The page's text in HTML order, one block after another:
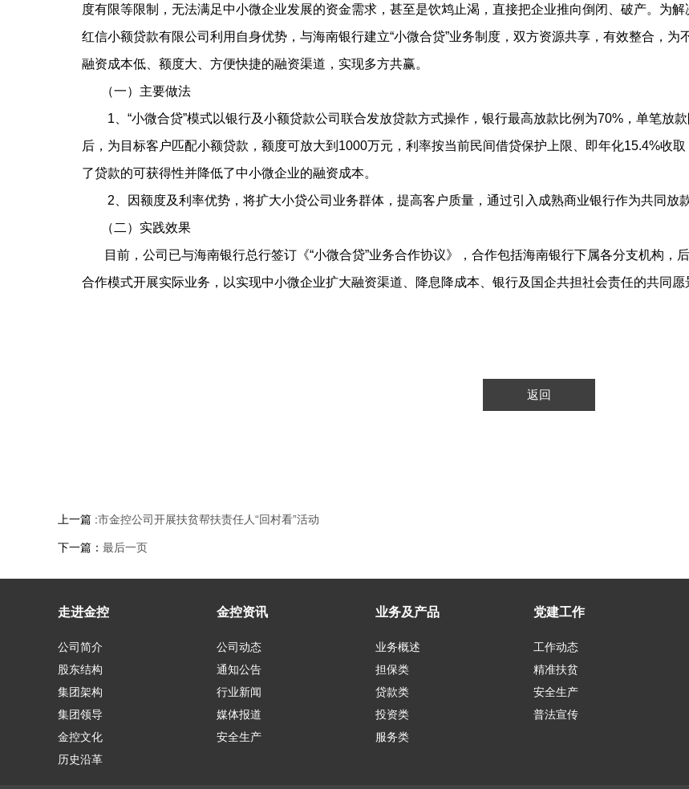
度有限等限制，无法满足中小微企业发展的资金需求，甚至是饮鸩止渴，直接把企业推向倒闭、破产。为
红信小额贷款有限公司利用自身优势，与海南银行建立“小微合贷”业务制度，双方资源共享，有效整合，
融资成本低、额度大、方便快捷的融资渠道，实现多方共赢。
（一）主要做法
1、“小微合贷”模式以银行及小额贷款公司联合发放贷款方式操作，银行最高放款比例为70%，单笔放
后，为目标客户匹配小额贷款，额度可放大到1000万元，利率按当前民间借贷保护上限、即年化15.4%收
了贷款的可获得性并降低了中小微企业的融资成本。
2、因额度及利率优势，将扩大小贷公司业务群体，提高客户质量，通过引入成熟商业银行作为共同放
（二）实践效果
目前，公司已与海南银行总行签订《“小微合贷”业务合作协议》，合作包括海南银行下属各分支机构，
合作模式开展实际业务，以实现中小微企业扩大融资渠道、降息降成本、银行及国企共担社会责任的共同愿
返回
上一篇 :市金控公司开展扶贫帮扶责任人“回村看”活动
下一篇： 最后一页
走进金控
公司简介
股东结构
集团架构
集团领导
金控文化
历史沿革
金控资讯
公司动态
通知公告
行业新闻
媒体报道
安全生产
业务及产品
业务概述
担保类
贷款类
投资类
服务类
党建工作
工作动态
精准扶贫
安全生产
普法宣传